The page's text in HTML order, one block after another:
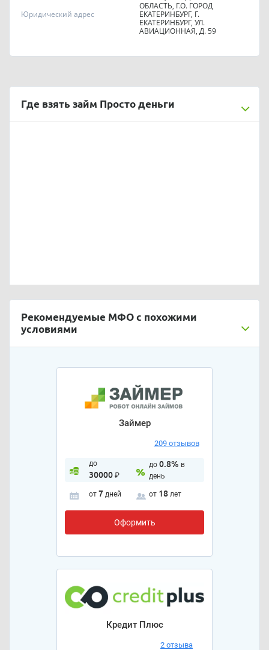
Юридический адрес
ОБЛАСТЬ, Г.О. ГОРОД
ЕКАТЕРИНБУРГ, Г.
ЕКАТЕРИНБУРГ, УЛ.
АВИАЦИОННАЯ, Д. 59
Где взять займ Просто деньги
Рекомендуемые МФО с похожими
условиями
Займер
209 отзывов
до
30000₽
до 0.8% в
день
от 7 дней от 18 лет
Оформить
Кредит Плюс
2 отзыва